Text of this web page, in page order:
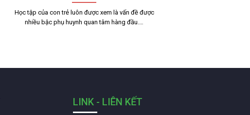
Học tập của con trẻ luôn được xem là vấn đề được
nhiều bậc phụ huynh quan tâm hàng đầu.…
LINK - LIÊN KẾT